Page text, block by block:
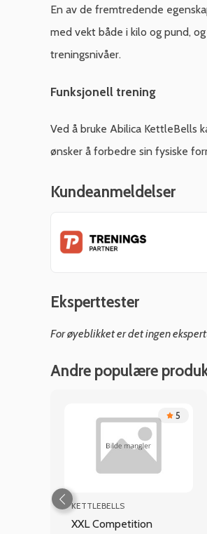
En av de fremtredende
med vekt både i kilo og pund,
treningsnivåer.
Funksjonell trening
Ved å bruke Abilica KettleBells
ønsker å forbedre sin fysiske
Kundeanmeldelser
Eksperttester
For øyeblikket er det ingen
Andre populære
5
KETTLEBELLS
XXL Competition